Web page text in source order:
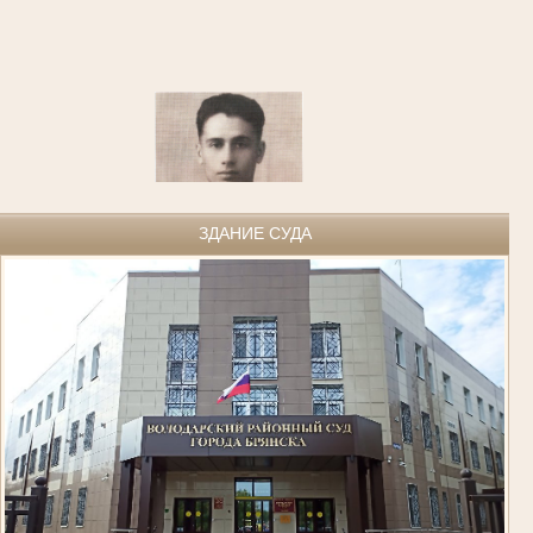
Казаков Александр Федорович родился 1 ноября 1924 года в г. Киштым
Челябинской области. В 1941 году, приписав к своему возрасту год жизни,
попал в артиллерийское училище, по окончании которого был направлен
на фронт в звании младшего лейтенанта.
С 1943 года участвовал в боевых действиях на Воронежском и Юго-
Западном фронтах, принимал участие в сражении на Курской дуге. После
тяжелого ранения 4 сентября 1943 года прошел лечение в госпиталях,
был доставлен в тыл, признан непригодным к боевым действиям и в
1944 году - демобилизован.
Награжден орденом Отечественной войны I степени и шестью медалями.
ЗДАНИЕ СУДА